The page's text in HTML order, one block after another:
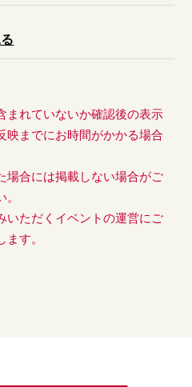
まれていないか確認後の表示
映までにお時間がかかる場合
場合には掲載しない場合がご
いただくイベントの運営にご
す。